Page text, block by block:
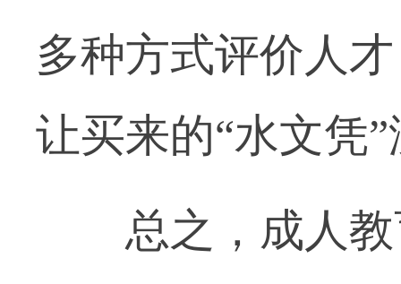
多种方式评价人
让买来的“水文凭
总之，成人教